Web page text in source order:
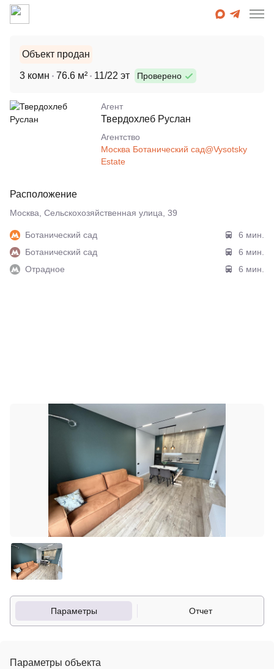
Объект продан
3 комн 76.6 м² 11/22 эт Проверено
Агент
Твердохлеб Руслан
Агентcтво
Москва Ботанический сад@Vysotsky
Estate
Расположение
Москва, Сельскохозяйственная улица, 39
Ботанический сад
6 мин.
Ботанический сад
6 мин.
Отрадное
6 мин.
Параметры Отчет
Параметры объекта